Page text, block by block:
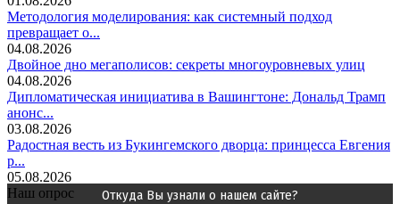
Методология моделирования: как системный подход
превращает о...
04.08.2026
Двойное дно мегаполисов: секреты многоуровневых улиц
04.08.2026
Дипломатическая инициатива в Вашингтоне: Дональд Трамп
анонс...
03.08.2026
Радостная весть из Букингемского дворца: принцесса Евгения
р...
05.08.2026
Наш опрос
Откуда Вы узнали о нашем сайте?